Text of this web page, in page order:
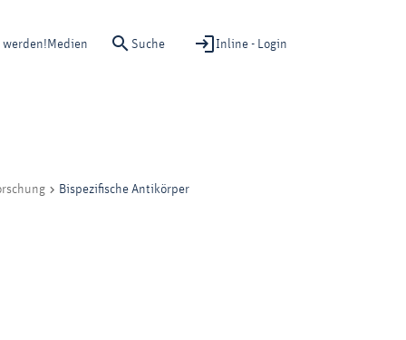
Medien Suche Inline - Login
Bispezifische Antikörper